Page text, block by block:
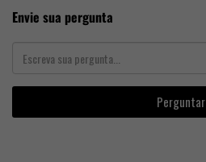
Envie sua pergunta
Perguntar